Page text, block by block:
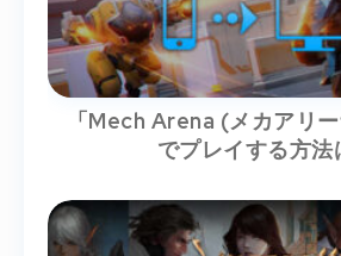
「Mech Arena (メカアリ
でプレイする方法